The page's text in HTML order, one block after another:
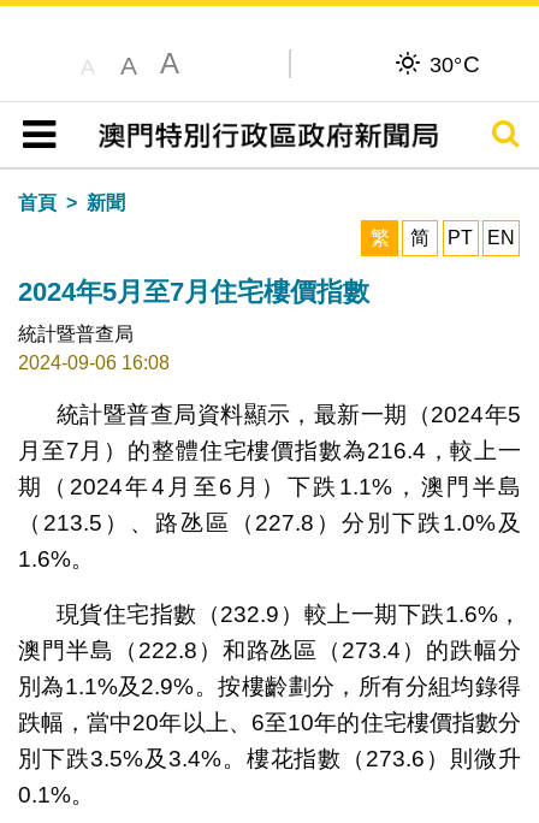
A A A 30°C
目錄
搜尋
首頁
新聞
繁
简 PT EN
2024年5月至7月住宅樓價指數
統計暨普查局
2024-09-06 16:08
統計暨普查局資料顯示，最新一期（2024年5
月至7月）的整體住宅樓價指數為216.4，較上一
期（2024年4月至6月）下跌1.1%，澳門半島
（213.5）、路氹區（227.8）分別下跌1.0%及
1.6%。
現貨住宅指數（232.9）較上一期下跌1.6%，
澳門半島（222.8）和路氹區（273.4）的跌幅分
別為1.1%及2.9%。按樓齡劃分，所有分組均錄得
跌幅，當中20年以上、6至10年的住宅樓價指數分
別下跌3.5%及3.4%。樓花指數（273.6）則微升
0.1%。